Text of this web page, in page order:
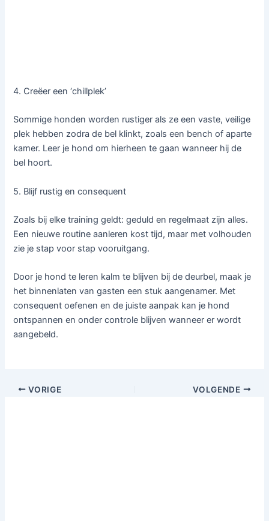
4. Creëer een ‘chillplek’
Sommige honden worden rustiger als ze een vaste, veilige
plek hebben zodra de bel klinkt, zoals een bench of aparte
kamer. Leer je hond om hierheen te gaan wanneer hij de
bel hoort.
5. Blijf rustig en consequent
Zoals bij elke training geldt: geduld en regelmaat zijn alles.
Een nieuwe routine aanleren kost tijd, maar met volhouden
zie je stap voor stap vooruitgang.
Door je hond te leren kalm te blijven bij de deurbel, maak je
het binnenlaten van gasten een stuk aangenamer. Met
consequent oefenen en de juiste aanpak kan je hond
ontspannen en onder controle blijven wanneer er wordt
aangebeld.
VORIGE VOLGENDE